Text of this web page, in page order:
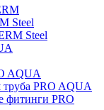
Steel
Steel
AQUA
PRO AQUA
фитинги PRO